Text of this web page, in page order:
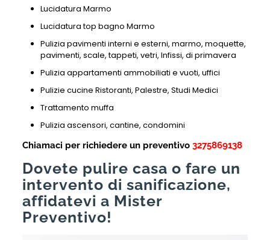
Lucidatura Marmo
Lucidatura top bagno Marmo
Pulizia pavimenti interni e esterni, marmo, moquette,
pavimenti, scale, tappeti, vetri, Infissi, di primavera
Pulizia appartamenti ammobiliati e vuoti, uffici
Pulizie cucine Ristoranti, Palestre, Studi Medici
Trattamento muffa
Pulizia ascensori, cantine, condomini
Chiamaci per richiedere un preventivo 3275869138
Dovete pulire casa o fare un
intervento di sanificazione,
affidatevi a Mister
Preventivo!